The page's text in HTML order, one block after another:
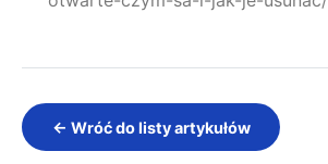
← Wróć do listy artykułów